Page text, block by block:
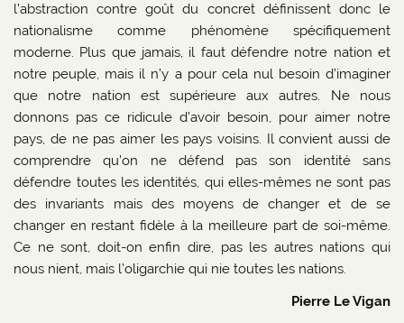
l’abstraction contre goût du concret définissent donc le
nationalisme comme phénomène spécifiquement
moderne. Plus que jamais, il faut défendre notre nation et
notre peuple, mais il n’y a pour cela nul besoin d’imaginer
que notre nation est supérieure aux autres. Ne nous
donnons pas ce ridicule d’avoir besoin, pour aimer notre
pays, de ne pas aimer les pays voisins. Il convient aussi de
comprendre qu’on ne défend pas son identité sans
défendre toutes les identités, qui elles-mêmes ne sont pas
des invariants mais des moyens de changer et de se
changer en restant fidèle à la meilleure part de soi-même.
Ce ne sont, doit-on enfin dire, pas les autres nations qui
nous nient, mais l’oligarchie qui nie toutes les nations.
Pierre Le Vigan